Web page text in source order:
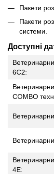
Пакети
Пакети
системи.
Доступні
6С2:
COMBO
4E: